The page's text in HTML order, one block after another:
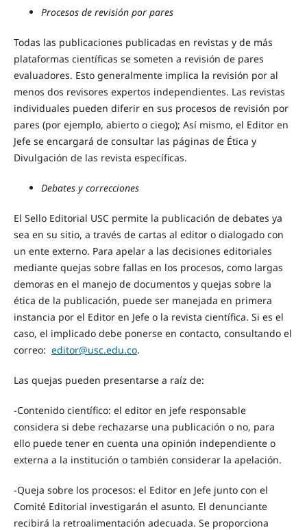
Procesos de revisión por pares
Todas las publicaciones publicadas en revistas y de más
plataformas científicas se someten a revisión de pares
evaluadores. Esto generalmente implica la revisión por al
menos dos revisores expertos independientes. Las revistas
individuales pueden diferir en sus procesos de revisión por
pares (por ejemplo, abierto o ciego); Así mismo, el Editor en
Jefe se encargará de consultar las páginas de Ética y
Divulgación de las revista específicas.
Debates y correcciones
El Sello Editorial USC permite la publicación de debates ya
sea en su sitio, a través de cartas al editor o dialogado con
un ente externo. Para apelar a las decisiones editoriales
mediante quejas sobre fallas en los procesos, como largas
demoras en el manejo de documentos y quejas sobre la
ética de la publicación, puede ser manejada en primera
instancia por el Editor en Jefe o la revista científica. Si es el
caso, el implicado debe ponerse en contacto, consultando el
correo: editor@usc.edu.co.
Las quejas pueden presentarse a raíz de:
-Contenido científico: el editor en jefe responsable
considera si debe rechazarse una publicación o no, para
ello puede tener en cuenta una opinión independiente o
externa a la institución o también considerar la apelación.
-Queja sobre los procesos: el Editor en Jefe junto con el
Comité Editorial investigarán el asunto. El denunciante
recibirá la retroalimentación adecuada. Se proporciona